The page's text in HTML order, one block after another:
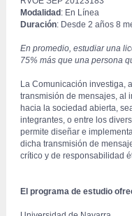
Modalidad : En Línea
Duración: Desde 2 años 8
En promedio, estudiar una
75% más que una persona
La Comunicación investiga,
transmisión de mensajes, al
hacia la sociedad abierta,
integrantes, o entre los
permite diseñar e
dicha transmisión de
crítico y de responsabilidad
El programa de estudio